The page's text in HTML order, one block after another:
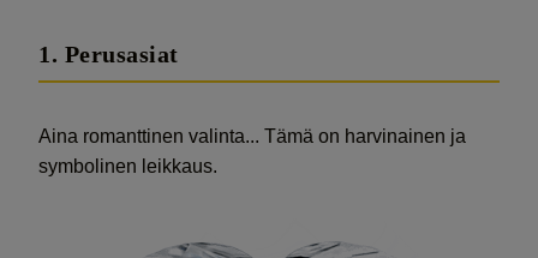
1. Perusasiat
Aina romanttinen valinta... Tämä on harvinainen ja
symbolinen leikkaus.